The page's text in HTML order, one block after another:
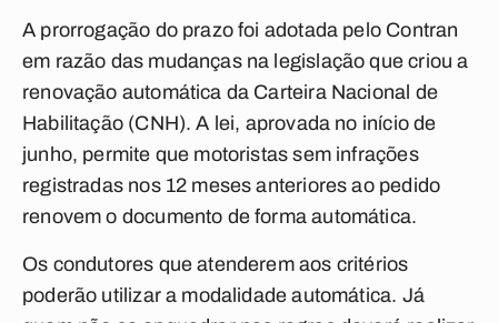
A prorrogação do prazo foi adotada pelo Contran
em razão das mudanças na legislação que criou a
renovação automática da Carteira Nacional de
Habilitação (CNH). A lei, aprovada no início de
junho, permite que motoristas sem infrações
registradas nos 12 meses anteriores ao pedido
renovem o documento de forma automática.
Os condutores que atenderem aos critérios
poderão utilizar a modalidade automática. Já